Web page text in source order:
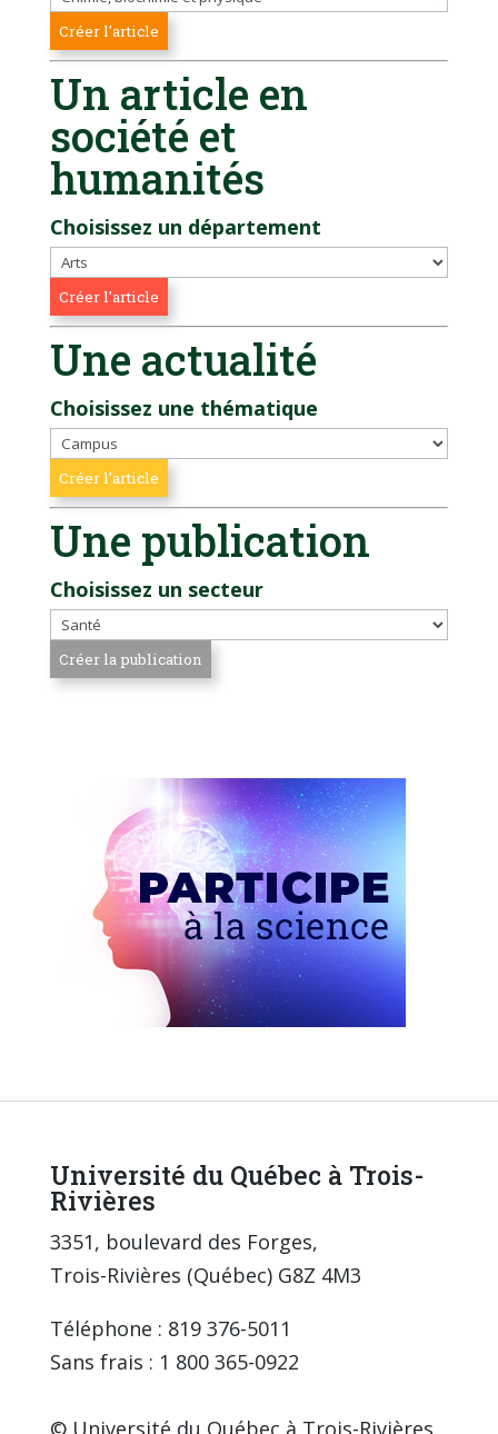
Un article en
société et
humanités
Choisissez un département
Une actualité
Choisissez une thématique
Une publication
Choisissez un secteur
Université du Québec à Trois-
Rivières
3351, boulevard des Forges,
Trois-Rivières (Québec) G8Z 4M3
Téléphone : 819 376-5011
Sans frais : 1 800 365-0922
© Université du Québec à Trois-Rivières